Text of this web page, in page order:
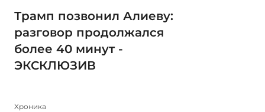
Трамп позвонил Алиеву:
разговор продолжался
более 40 минут -
ЭКСКЛЮЗИВ
Xроника